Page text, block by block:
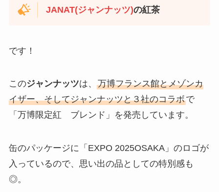
JANAT(ジャンナッツ)の紅茶
です！
このジャンナッツは、 万博フランス館とメゾンカ
イザー、そしてジャンナッツと３社のコラボで
「万博限定紅 ブレンド」を発売しています。
缶のパッケージに「EXPO 2025OSAKA」のロゴが
入っているので、思い出の品としての特別感も
◎。